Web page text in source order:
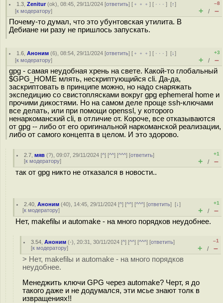
1.3 ,Zenitur(ok), 08:45, 29/11/2024 [ответить] [ ﹢﹢﹢] [ · · ·][↑]
[к модератору]
–8
+ / –
Почему-то думал, что это убунтовская утилита. В
Дебиане ни разу не пришлось запускать.
1.6 ,Аноним (6), 08:54, 29/11/2024 [ответить] [ ﹢﹢﹢] [ · · ·][↓]
[к модератору]
+3
+ / –
gpg - самая неудобная хрень на свете. Какой-то глобальный
$GPG_HOME млять, нескриптующийся cli. Да-да,
заскриптовать в принципе можно, но надо снаряжать
экспедицию со свистоплясками вокруг gpg ephemeral home и
прочими дикостями. Но на самом деле проще ssh-ключами
все делать, или при помощи openssl, у которого
ненаркоманский cli, в отличие от. Короче, все отказываются
от gpg -- либо от его оригинальной наркоманской реализации,
либо от самого концепта в целом. И это здорово.
2.7 ,мяв (?), 09:07, 29/11/2024 [^] [^^] [^^^] [ответить]
[к модератору]
+1
+ / –
так от gpg никто не отказался в новости..
2.40 ,Аноним (40), 14:45, 29/11/2024 [^] [^^] [^^^] [ответить][↓]
[к модератору]
+1
+ / –
Нет, makefilы и automake - на много порядков неудобнее.
3.54 ,Аноним (-), 20:31, 30/11/2024 [^] [^^] [^^^] [ответить]
[к модератору]
–1
+ / –
> Нет, makefilы и automake - на много порядков
неудобнее.
Менеджить ключи GPG через automake? Черт, я до
такого даже и не додумался, эти мсье знают толк в
извращениях!!